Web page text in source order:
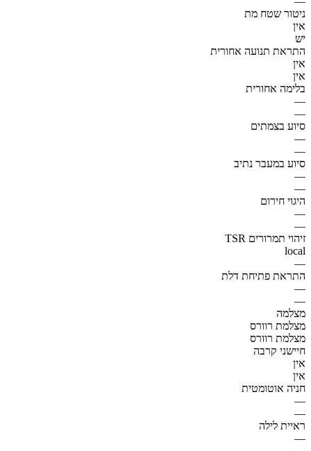
ניטור שטח מת
אין
יש
התראת תנועה אחורית
אין
אין
בלימה אחורית
—
—
סיוע בצמתים
—
—
סיוע במעבר נתיב
—
—
היגוי חירום
—
—
זיהוי תמרורים TSR
local
—
התראת פתיחת דלת
—
—
מצלמה
מצלמת רוורס
מצלמת רוורס
חיישני קרבה
אין
אין
חניה אוטומטית
—
—
ראיית לילה
—